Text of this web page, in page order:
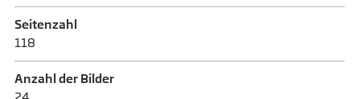
Seitenzahl
118
Anzahl der Bilder